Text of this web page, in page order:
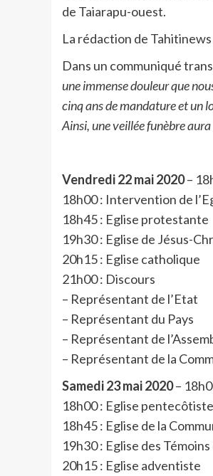
de Taiarapu-ouest.
La rédaction de
Dans un communiqué
une immense douleur que
cinq ans de mandature et un
Ainsi, une veillée funèbre
Vendredi 22 mai 2020–
18h00 : Intervention de
18h45 : Eglise protestante
19h30 : Eglise de Jésus-
20h15 : Eglise catholique
21h00 : Discours
– Représentant de l’Etat
– Représentant du Pays
– Représentant de
– Représentant de la
Samedi 23 mai 2020–
18h00 : Eglise pentecôtiste
18h45 : Eglise de la
19h30 : Eglise des
20h15 : Eglise adventiste